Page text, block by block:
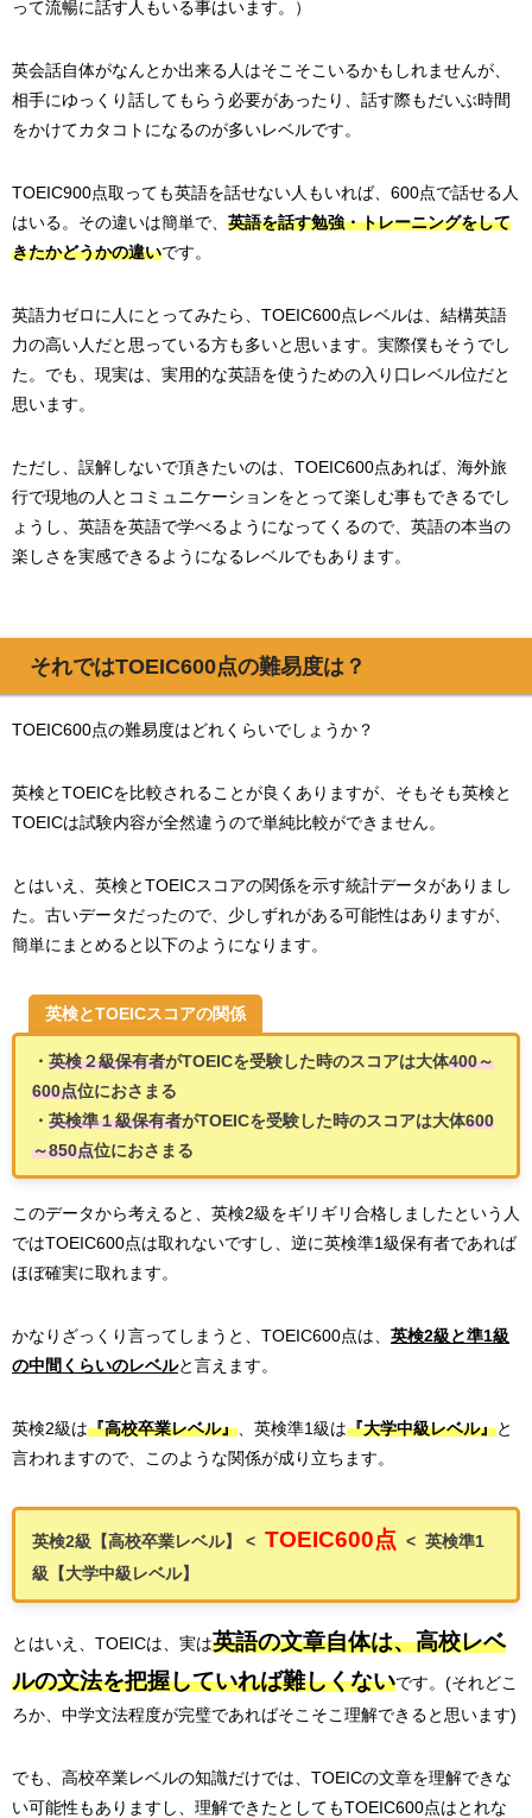
って流暢に話す人もいる事はいます。）
英会話自体がなんとか出来る人はそこそこいるかもしれませんが、
相手にゆっくり話してもらう必要があったり、話す際もだいぶ時間
をかけてカタコトになるのが多いレベルです。
TOEIC900点取っても英語を話せない人もいれば、600点で話せる人
はいる。その違いは簡単で、 英語を話す勉強・トレーニングをして
きたかどうかの違いです。
英語力ゼロに人にとってみたら、TOEIC600点レベルは、結構英語
力の高い人だと思っている方も多いと思います。実際僕もそうでし
た。でも、現実は、実用的な英語を使うための入り口レベル位だと
思います。
ただし、誤解しないで頂きたいのは、TOEIC600点あれば、海外旅
行で現地の人とコミュニケーションをとって楽しむ事もできるでし
ょうし、英語を英語で学べるようになってくるので、英語の本当の
楽しさを実感できるようになるレベルでもあります。
それではTOEIC600点の難易度は？
TOEIC600点の難易度はどれくらいでしょうか？
英検とTOEICを比較されることが良くありますが、そもそも英検と
TOEICは試験内容が全然違うので単純比較ができません。
とはいえ、英検とTOEICスコアの関係を示す統計データがありまし
た。古いデータだったので、少しずれがある可能性はありますが、
簡単にまとめると以下のようになります。
英検とTOEICスコアの関係
・ 英検２級保有者がTOEICを受験した時のスコアは大体400～
600点位におさまる
・ 英検準１級保有者がTOEICを受験した時のスコアは大体600
～850点位におさまる
このデータから考えると、英検2級をギリギリ合格しましたという人
ではTOEIC600点は取れないですし、逆に英検準1級保有者であれば
ほぼ確実に取れます。
かなりざっくり言ってしまうと、TOEIC600点は、 英検2級と準1級
の中間くらいのレベルと言えます。
英検2級は『高校卒業レベル』 、英検準1級は『大学中級レベル』と
言われますので、このような関係が成り立ちます。
英検2級【高校卒業レベル】 < TOEIC600点 < 英検準1
級【大学中級レベル】
とはいえ、TOEICは、実は英語の文章自体は、高校レベ
ルの文法を把握していれば難しくないです。(それどこ
ろか、中学文法程度が完璧であればそこそこ理解できると思います)
でも、高校卒業レベルの知識だけでは、TOEICの文章を理解できな
い可能性もありますし、理解できたとしてもTOEIC600点はとれな